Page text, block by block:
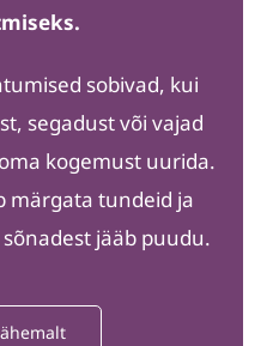
sobivad, kui
segadust või vajad
kogemust uurida.
märgata tundeid ja
jääb puudu.